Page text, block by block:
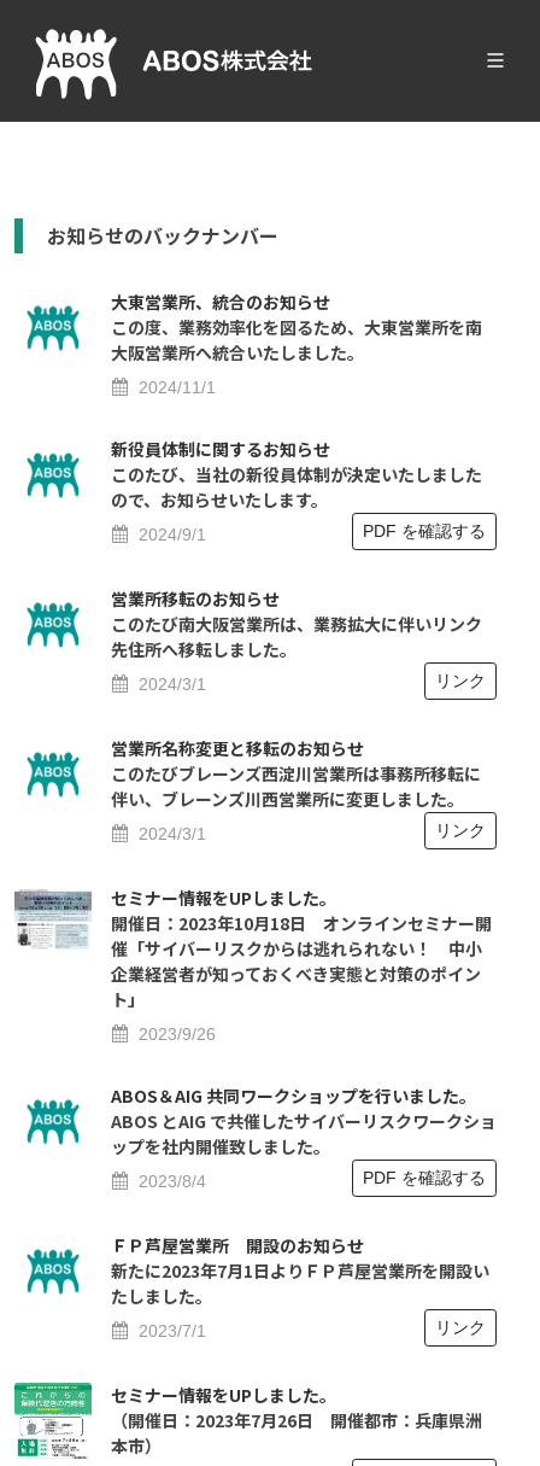
お知らせのバックナンバー
大東営業所、統合のお知らせ
この度、業務効率化を図るため、大東営業所を南
大阪営業所へ統合いたしました。
2024/11/1
新役員体制に関するお知らせ
このたび、当社の新役員体制が決定いたしました
ので、お知らせいたします。
PDF を確認する
2024/9/1
営業所移転のお知らせ
このたび南大阪営業所は、業務拡大に伴いリンク
先住所へ移転しました。
リンク
2024/3/1
営業所名称変更と移転のお知らせ
このたびブレーンズ西淀川営業所は事務所移転に
伴い、ブレーンズ川西営業所に変更しました。
リンク
2024/3/1
セミナー情報をUPしました。
開催日：2023年10月18日 オンラインセミナー開
催「サイバーリスクからは逃れられない！ 中小
企業経営者が知っておくべき実態と対策のポイン
ト」
2023/9/26
ABOS＆AIG 共同ワークショップを行いました。
ABOS とAIG で共催したサイバーリスクワークショ
ップを社内開催致しました。
PDF を確認する
2023/8/4
ＦＰ芦屋営業所 開設のお知らせ
新たに2023年7月1日よりＦＰ芦屋営業所を開設い
たしました。
リンク
2023/7/1
セミナー情報をUPしました。
（開催日：2023年7月26日 開催都市：兵庫県洲
本市）